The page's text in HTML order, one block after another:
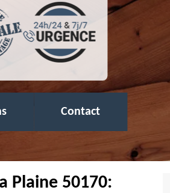
Contact
Plaine 50170: